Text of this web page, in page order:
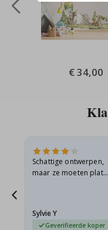
Special
Price
€ 34,00
Schattige ontwerpen,
maar ze moeten plat
beetje…
Sylvie Y
Geverifieerde koper